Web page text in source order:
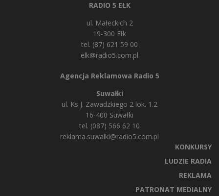
RADIO 5 EŁK
ul. Małeckich 2
19-300 Ełk
tel. (87) 621 59 00
elk@radio5.com.pl
Agencja Reklamowa Radio 5
Suwałki
ul. Ks J. Zawadzkiego 2 lok. 1.2
16-400 Suwałki
tel. (087) 566 62 10
reklama.suwalki@radio5.com.pl
KONKURSY
LUDZIE RADIA
REKLAMA
PATRONAT MEDIALNY